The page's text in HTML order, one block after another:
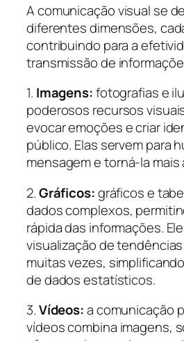
A comunicação visual se
diferentes dimensões,
contribuindo para a
transmissão de
1. Imagens:fotografias e
poderosos recursos
evocar emoções e criar
público. Elas servem para
mensagem e torná-la mais
2.Gráficos:gráficos e
dados complexos,
rápida das informações.
visualização de
muitas vezes,
de dados estatísticos.
3.Vídeos:a comunicação
vídeos combina imagens,